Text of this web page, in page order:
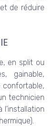
de réduire
en split ou
gainable,
confortable,
technicien